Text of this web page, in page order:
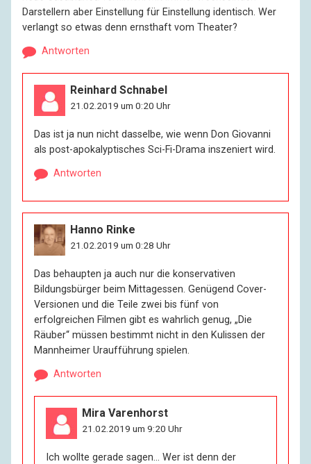
Darstellern aber Einstellung für Einstellung identisch. Wer
verlangt so etwas denn ernsthaft vom Theater?
Antworten
Reinhard Schnabel
21.02.2019 um 0:20 Uhr
Das ist ja nun nicht dasselbe, wie wenn Don Giovanni
als post-apokalyptisches Sci-Fi-Drama inszeniert wird.
Antworten
Hanno Rinke
21.02.2019 um 0:28 Uhr
Das behaupten ja auch nur die konservativen
Bildungsbürger beim Mittagessen. Genügend Cover-
Versionen und die Teile zwei bis fünf von
erfolgreichen Filmen gibt es wahrlich genug, „Die
Räuber“ müssen bestimmt nicht in den Kulissen der
Mannheimer Uraufführung spielen.
Antworten
Mira Varenhorst
21.02.2019 um 9:20 Uhr
Ich wollte gerade sagen… Wer ist denn der